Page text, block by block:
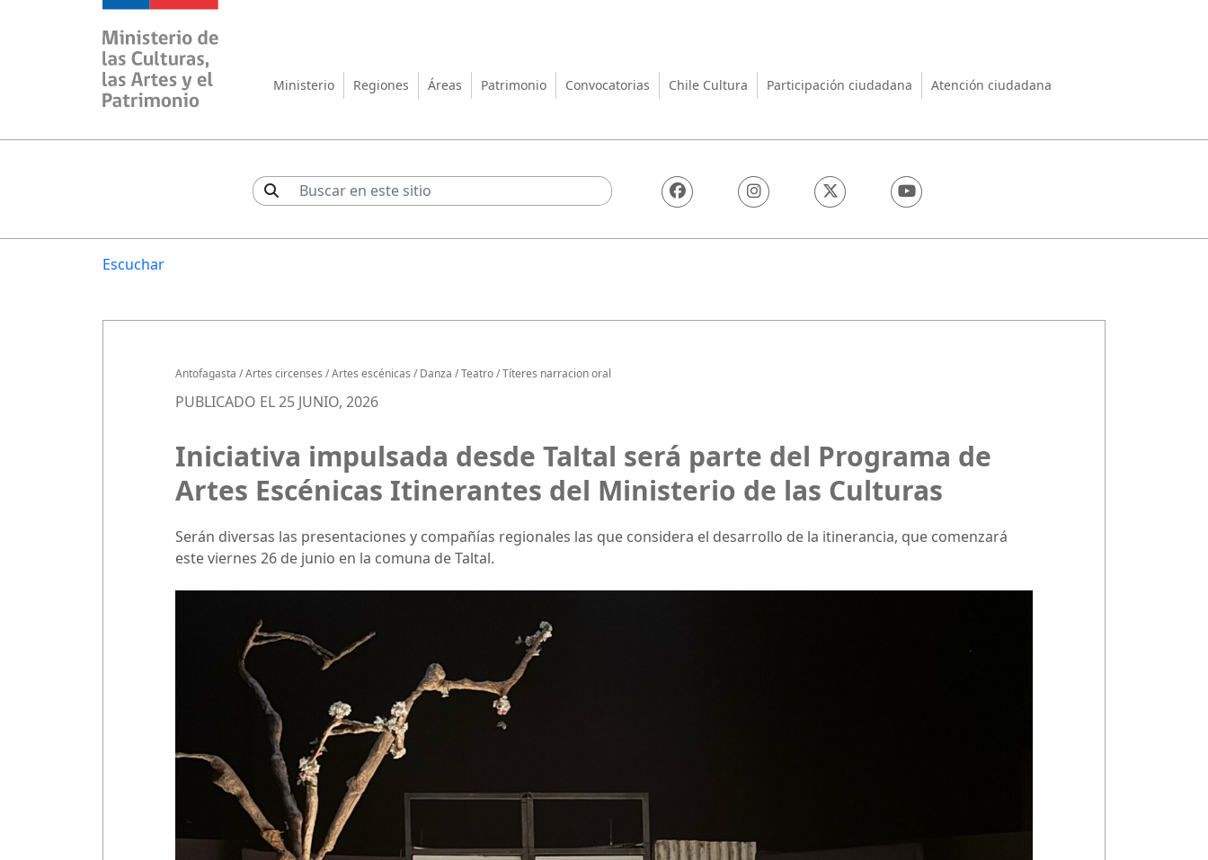
Ministerio de las Culturas, las Artes y el Patrimonio
Ministerio Regiones Áreas Patrimonio Convocatorias Chile Cultura Participación ciudadana Atención ciudadana
Escuchar
Antofagasta /Artes circenses /Artes escénicas /Danza /Teatro/Títeres narracion oral
PUBLICADO EL 25 JUNIO, 2026
Iniciativa impulsada desde Taltal será parte del Programa de
Artes Escénicas Itinerantes del Ministerio de las Culturas
Serán diversas las presentaciones y compañías regionales las que considera el desarrollo de la itinerancia, que comenzará
este viernes 26 de junio en la comuna de Taltal.